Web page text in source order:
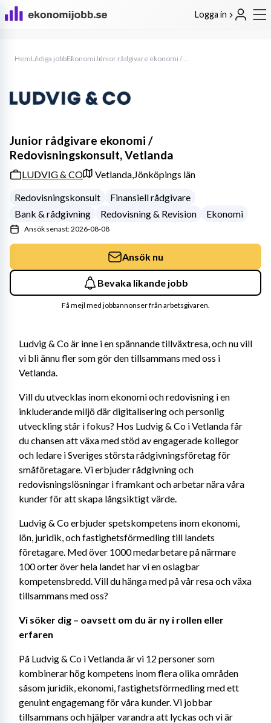
Logga in
HemLediga jobbEkonomi Junior rådgivare ekonomi / Redovisningskonsult, Vetlanda
Ludvig & Co är inne i en spännande tillväxtresa, och nu vill
vi bli ännu fler som gör den tillsammans med oss i
Vetlanda.
Vill du utvecklas inom ekonomi och redovisning i en
inkluderande miljö där digitalisering och personlig
utveckling står i fokus? Hos Ludvig & Co i Vetlanda får
du chansen att växa med stöd av engagerade kollegor
och ledare i Sveriges största rådgivningsföretag för
småföretagare. Vi erbjuder rådgivning och
redovisningslösningar i framkant och arbetar nära våra
kunder för att skapa långsiktigt värde.
Ludvig & Co erbjuder spetskompetens inom ekonomi,
lön, juridik, och fastighetsförmedling till landets
företagare. Med över 1000 medarbetare på närmare
100 orter över hela landet har vi en oslagbar
kompetensbredd. Vill du hänga med på vår resa och växa
tillsammans med oss?
Vi söker dig – oavsett om du är ny i rollen eller
erfaren
På Ludvig & Co i Vetlanda är vi 12 personer som
kombinerar hög kompetens inom flera olika områden
såsom juridik, ekonomi, fastighetsförmedling med ett
genuint engagemang för våra kunder. Vi jobbar
tillsammans och hjälper varandra att lyckas och vi är
Junior rådgivare ekonomi /
Redovisningskonsult, Vetlanda
LUDVIG & CO Vetlanda,Jönköpings län
Redovisningskonsult
Finansiell rådgivare
Bank & rådgivning
Redovisning & Revision Ekonomi
Ansök senast: 2026-08-08
Ansök nu
Bevaka likande jobb
Få mejl med jobbannonser från arbetsgivaren.